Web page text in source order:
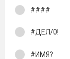
####
#ДЕЛ/0!
#ИМЯ?